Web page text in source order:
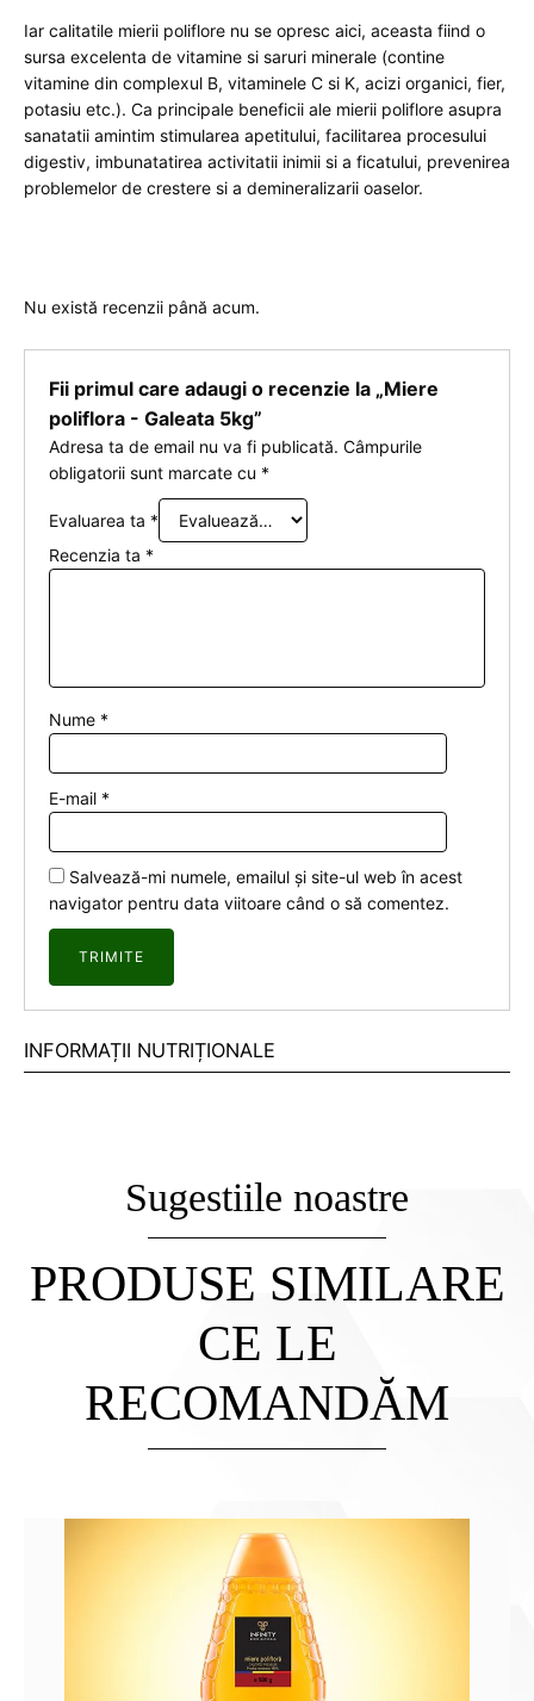
Iar calitatile mierii poliflore nu se opresc aici, aceasta fiind o
sursa excelenta de vitamine si saruri minerale (contine
vitamine din complexul B, vitaminele C si K, acizi organici, fier,
potasiu etc.). Ca principale beneficii ale mierii poliflore asupra
sanatatii amintim stimularea apetitului, facilitarea procesului
digestiv, imbunatatirea activitatii inimii si a ficatului, prevenirea
problemelor de crestere si a demineralizarii oaselor.
Nu există recenzii până acum.
Fii primul care adaugi o recenzie la „Miere
poliflora - Galeata 5kg”
Adresa ta de email nu va fi publicată. Câmpurile
obligatorii sunt marcate cu *
Evaluarea ta *
Recenzia ta *
Nume *
E-mail *
Salvează-mi numele, emailul și site-ul web în acest
navigator pentru data viitoare când o să comentez.
INFORMAȚII NUTRIȚIONALE
Sugestiile noastre
PRODUSE SIMILARE
CE LE
RECOMANDĂM